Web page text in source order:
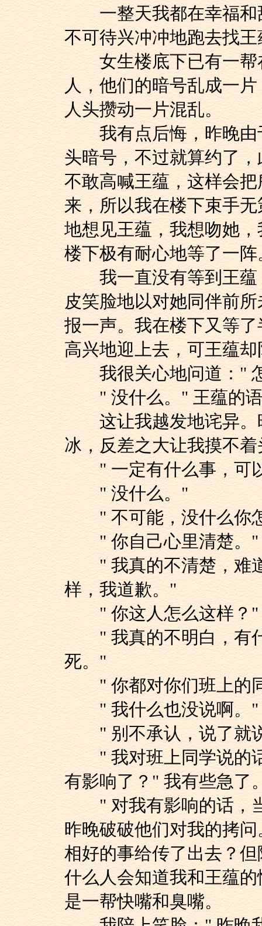
一整天我都在幸福和
不可待兴冲冲地跑去找王
女生楼底下已有一帮
人，他们的暗号乱成一
人头攒动一片混乱。
我有点后悔，昨晚由
头暗号，不过就算约了
不敢高喊王蕴，这样会
来，所以我在楼下束手
地想见王蕴，我想吻她
楼下极有耐心地等了一阵
我一直没有等到王蕴
皮笑脸地以对她同伴前
报一声。我在楼下又等
高兴地迎上去，可王蕴
我很关心地问道：" 怎
" 没什么。" 王蕴的语
这让我越发地诧异。
冰，反差之大让我摸不
" 一定有什么事，可以
" 没什么。"
" 不可能，没什么你怎
" 你自己心里清楚。"
" 我真的不清楚，难道
样，我道歉。"
" 你这人怎么这样？"
" 我真的不明白，有什
死。"
" 你都对你们班上的同
" 我什么也没说啊。"
" 别不承认，说了就说
" 我对班上同学说的
有影响了？" 我有些急了
" 对我有影响的话，当
昨晚破破他们对我的拷
相好的事给传了出去？
什么人会知道我和王蕴
是一帮快嘴和臭嘴。